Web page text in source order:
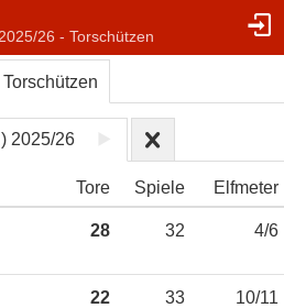
26 - Torschützen
Torschützen
2025/26
Tore Spiele Elfmeter
28 32 4/6
22 33 10/11